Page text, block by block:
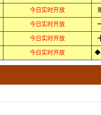
今日实时开放
今日实时开放
今日实时开放
今日实时开放 ◆